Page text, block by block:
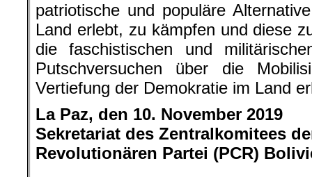
patriotische und populäre
Land erlebt, zu kämpfen und diese
die faschistischen und
Putschversuchen über die
Vertiefung der Demokratie im Land
La Paz, den 10. November 2019
Sekretariat des Zentralkomitees
Revolutionären Partei (PCR)